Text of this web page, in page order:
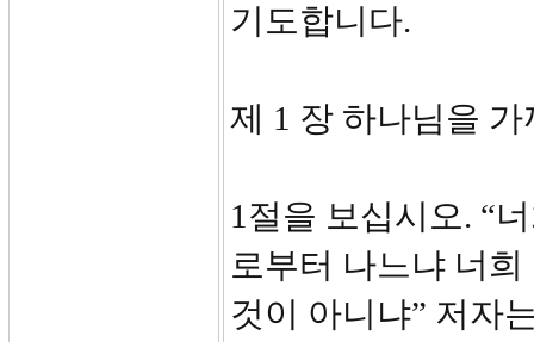
기도합니다.
제 1 장 하나님을
1절을 보십시오. “
로부터 나느냐 너
것이 아니냐” 저자